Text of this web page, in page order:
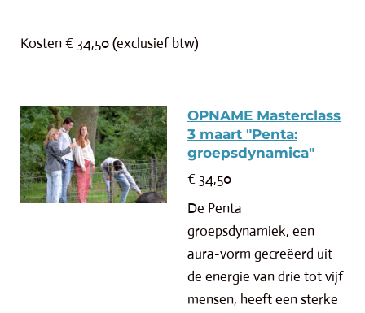
Kosten€ 34,50 (exclusief btw)
OPNAME Masterclass
3 maart "Penta:
groepsdynamica"
€ 34,50
De Penta
groepsdynamiek, een
aura-vorm gecreëerd uit
de energie van drie tot vijf
mensen, heeft een sterke